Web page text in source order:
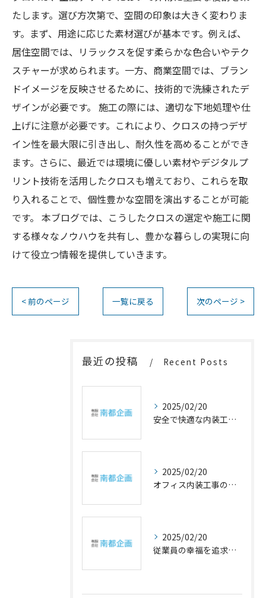
たします。選び方次第で、空間の印象は大きく変わりま
す。まず、用途に応じた素材選びが基本です。例えば、
居住空間では、リラックスを促す柔らかな色合いやテク
スチャーが求められます。一方、商業空間では、ブラン
ドイメージを反映させるために、技術的で洗練されたデ
ザインが必要です。 施工の際には、適切な下地処理や仕
上げに注意が必要です。これにより、クロスの持つデザ
イン性を最大限に引き出し、耐久性を高めることができ
ます。さらに、最近では環境に優しい素材やデジタルプ
リント技術を活用したクロスも増えており、これらを取
り入れることで、個性豊かな空間を演出することが可能
です。 本ブログでは、こうしたクロスの選定や施工に関
する様々なノウハウを共有し、豊かな暮らしの実現に向
けて役立つ情報を提供していきます。
< 前のページ 一覧に戻る 次のページ >
最近の投稿 Recent Posts
2025/02/20
安全で快適な内装工事の重要性
2025/02/20
オフィス内装工事の幸福設計
2025/02/20
従業員の幸福を追求するオフィスの内装アイデア